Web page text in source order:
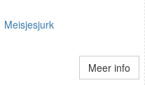
Meisjesjurk
Meer info